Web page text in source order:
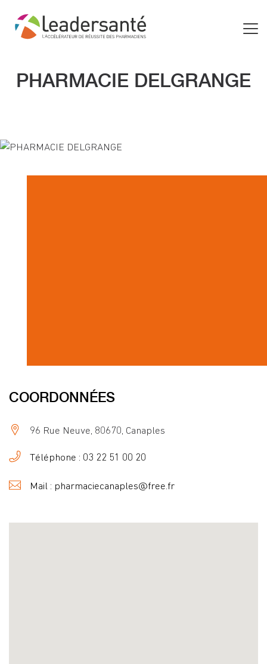
PHARMACIE DELGRANGE
COORDONNÉES
96 Rue Neuve, 80670, Canaples
Téléphone : 03 22 51 00 20
Mail : pharmaciecanaples@free.fr